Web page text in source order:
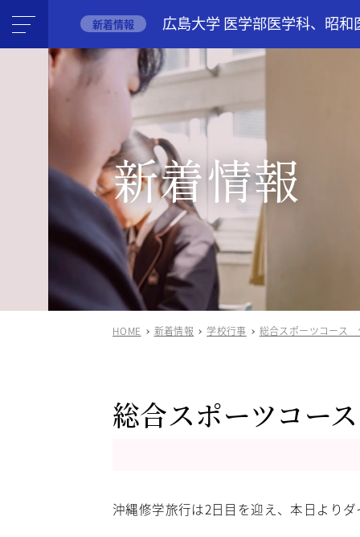
新着情報 広島大学 医学部医学科、昭
新着情報
HOME 新着情報 学校行事 総合スポーツコース
総合スポーツコ
沖縄修学旅行は2日目を迎え、本日より